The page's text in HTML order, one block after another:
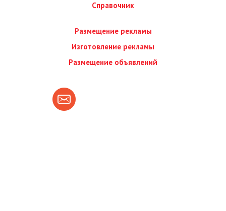
Справочник
Размещение рекламы
Изготовление рекламы
Размещение объявлений